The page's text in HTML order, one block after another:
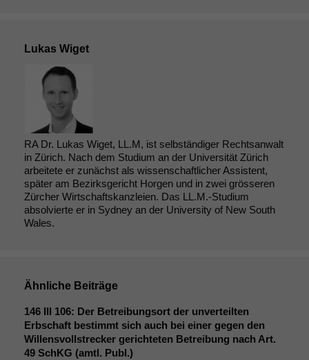
Lukas Wiget
RA Dr. Lukas Wiget, LL.M, ist selbständiger Rechtsanwalt
in Zürich. Nach dem Studium an der Universität Zürich
arbeitete er zunächst als wissenschaftlicher Assistent,
später am Bezirksgericht Horgen und in zwei grösseren
Zürcher Wirtschaftskanzleien. Das LL.M.-Studium
absolvierte er in Sydney an der University of New South
Wales.
Ähnliche Beiträge
146 III 106: Der Betreibungsort der unverteilten
Erbschaft bestimmt sich auch bei einer gegen den
Willensvollstrecker gerichteten Betreibung nach Art.
49 SchKG (amtl. Publ.)
Notwendige
Cookies
Diese
Cookies sind
nicht
optional, es
Statistiken